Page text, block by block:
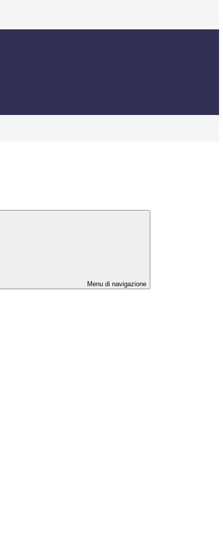
Menu di navigazione